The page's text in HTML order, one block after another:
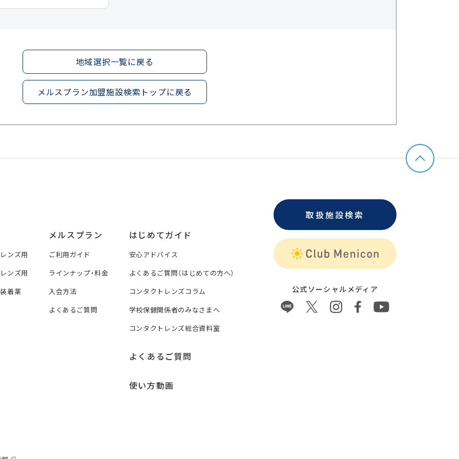
地域選択一覧に戻る
メルスプラン加盟施設検索トップに戻る
ンズ用
ンズ用
着薬
メルスプラン
ご利用ガイド
ラインナップ・料金
入会方法
よくあるご質問
はじめてガイド
安心アドバイス
よくあるご質問（はじめての方へ）
コンタクトレンズコラム
学校保健関係者のみなさまへ
コンタクトレンズ総合資料室
よくあるご質問
使い方動画
取扱施設検索
公式ソーシャルメディア